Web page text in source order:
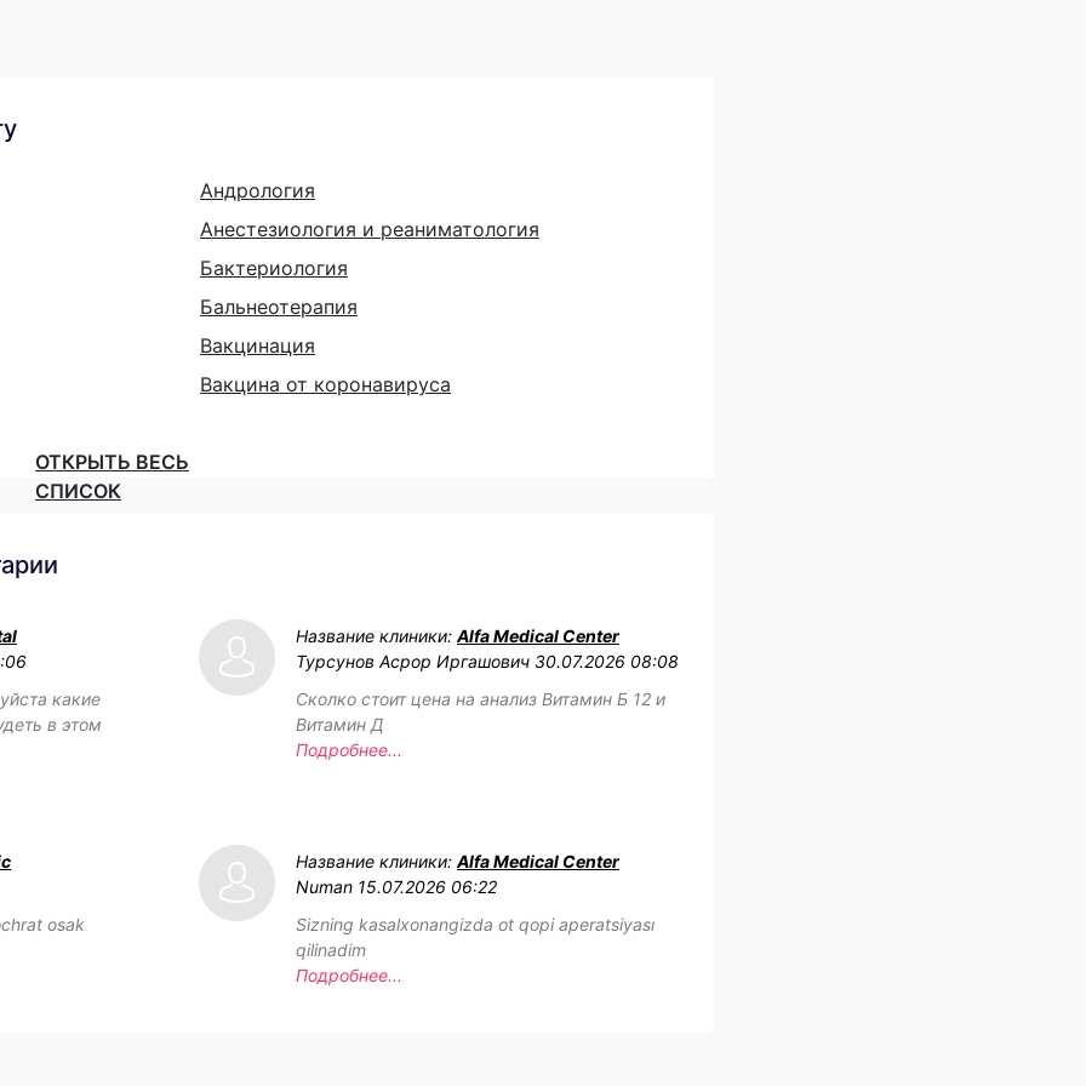
Андрология
Анестезиология и реаниматология
Бактериология
Бальнеотерапия
Вакцинация
Вакцина от коронавируса
ОТКРЫТЬ ВЕСЬ
СПИСОК
какие
в этом
Название клиники: Alfa Medical Center
Турсунов Асрор Иргашович 30.07.2026 08:08
Сколко стоит цена на анализ Витамин Б 12 и
Витамин Д
Подробнее...
osak
Название клиники: Alfa Medical Center
Numan 15.07.2026 06:22
Sizning kasalxonangizda ot qopi aperatsiyası
qilinadim
Подробнее...